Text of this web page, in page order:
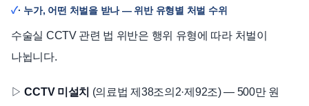
· 누가, 어떤 처벌을 받나 — 위반 유형별 처벌 수위
수술실 CCTV 관련 법 위반은 행위 유형에 따라 처벌이
나뉩니다.
▷CCTV 미설치 (의료법 제38조의2·제92조) — 500만 원